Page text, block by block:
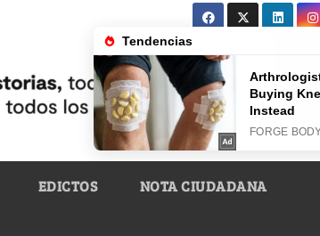
EDICTOS NOTA CIUDADANA